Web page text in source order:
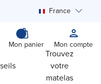
France
Mon panier Mon compte
Trouvez
votre
matelas